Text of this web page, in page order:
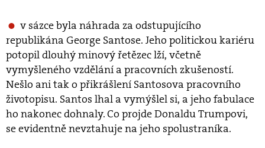
v sázce byla náhrada za odstupujícího
republikána George Santose. Jeho politickou kariéru
potopil dlouhý minový řetězec lží, včetně
vymyšleného vzdělání a pracovních zkušeností.
Nešlo ani tak o přikrášlení Santosova pracovního
životopisu. Santos lhal a vymýšlel si, a jeho fabulace
ho nakonec dohnaly. Co projde Donaldu Trumpovi,
se evidentně nevztahuje na jeho spolustraníka.